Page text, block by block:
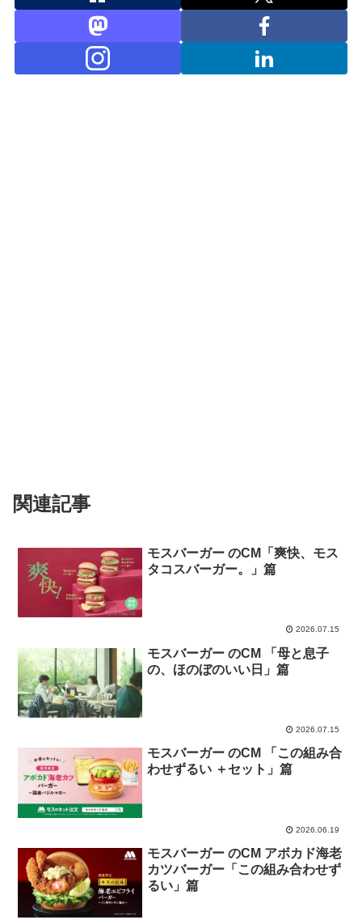
関連記事
モスバーガー のCM「爽快、モス
タコスバーガー。」篇
2026.07.15
モスバーガー のCM 「母と息子
の、ほのぼのいい日」篇
2026.07.15
モスバーガー のCM 「この組み合
わせずるい ＋セット」篇
2026.06.19
モスバーガー のCM アボカド海老
カツバーガー「この組み合わせず
るい」篇